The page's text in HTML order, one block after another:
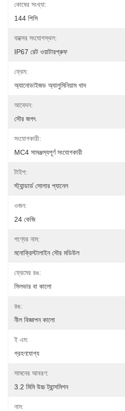
কোষের সংখ্যা:
144 পিসি
বাক্সের সংযোগস্থল:
IP67 রেট ওয়াটারপ্রুফ
ফ্রেম:
অ্যানোডাইজড অ্যালুমিনিয়াম খাদ
আবেদন:
সৌর জগৎ
সংযোগকারী:
MC4 সামঞ্জস্যপূর্ণ সংযোগকারী
টাইপ:
স্ট্যান্ডার্ড সোলার প্যানেল
ওজন:
24 কেজি
পণ্যের নাম:
মনোক্রিস্টালাইন সৌর মডিউল
ফ্রেমের রঙ:
সিলভার বা কালো
রঙ:
নীল বিজ্ঞাপন কালো
ই এম:
গ্রহণযোগ্য
সামনের আবরণ:
3.2 মিমি উচ্চ ট্রান্সমিশন
নাম: